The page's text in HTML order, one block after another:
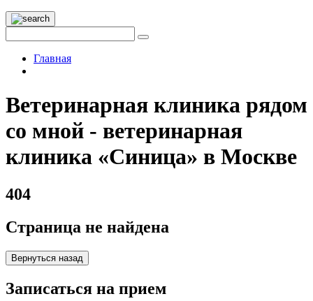
Главная
Ветеринарная клиника рядом
со мной - ветеринарная
клиника «Синица» в Москве
404
Страница не найдена
Вернуться назад
Записаться на прием